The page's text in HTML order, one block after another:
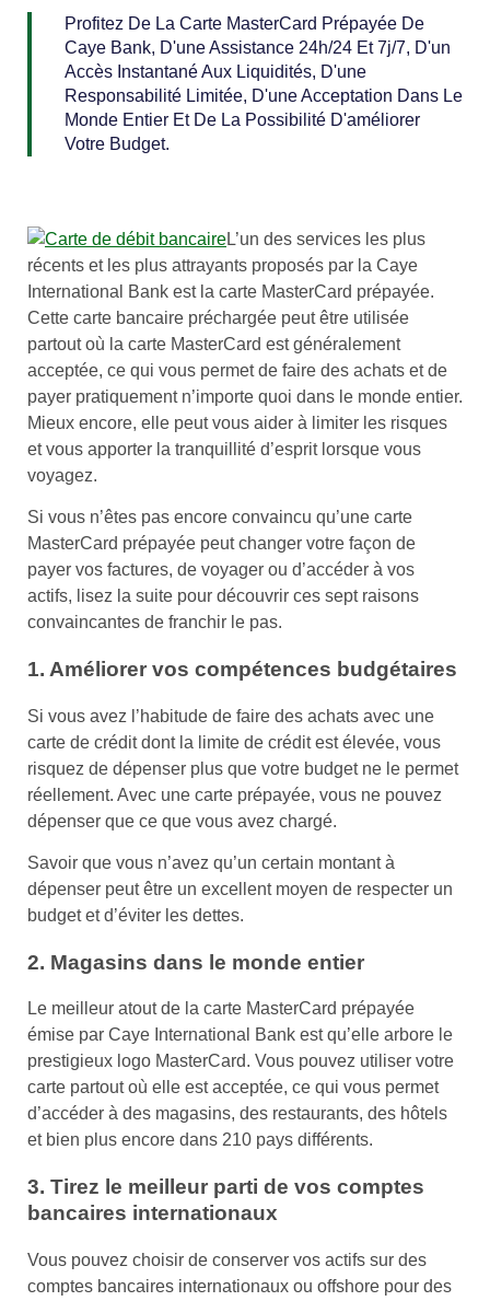
Profitez De La Carte MasterCard Prépayée De
Caye Bank, D'une Assistance 24h/24 Et 7j/7, D'un
Accès Instantané Aux Liquidités, D'une
Responsabilité Limitée, D'une Acceptation Dans Le
Monde Entier Et De La Possibilité D'améliorer
Votre Budget.
L’un des services les plus
récents et les plus attrayants proposés par la Caye
International Bank est la carte MasterCard prépayée.
Cette carte bancaire préchargée peut être utilisée
partout où la carte MasterCard est généralement
acceptée, ce qui vous permet de faire des achats et de
payer pratiquement n’importe quoi dans le monde entier.
Mieux encore, elle peut vous aider à limiter les risques
et vous apporter la tranquillité d’esprit lorsque vous
voyagez.
Si vous n’êtes pas encore convaincu qu’une carte
MasterCard prépayée peut changer votre façon de
payer vos factures, de voyager ou d’accéder à vos
actifs, lisez la suite pour découvrir ces sept raisons
convaincantes de franchir le pas.
1. Améliorer vos compétences budgétaires
Si vous avez l’habitude de faire des achats avec une
carte de crédit dont la limite de crédit est élevée, vous
risquez de dépenser plus que votre budget ne le permet
réellement. Avec une carte prépayée, vous ne pouvez
dépenser que ce que vous avez chargé.
Savoir que vous n’avez qu’un certain montant à
dépenser peut être un excellent moyen de respecter un
budget et d’éviter les dettes.
2. Magasins dans le monde entier
Le meilleur atout de la carte MasterCard prépayée
émise par Caye International Bank est qu’elle arbore le
prestigieux logo MasterCard. Vous pouvez utiliser votre
carte partout où elle est acceptée, ce qui vous permet
d’accéder à des magasins, des restaurants, des hôtels
et bien plus encore dans 210 pays différents.
3. Tirez le meilleur parti de vos comptes
bancaires internationaux
Vous pouvez choisir de conserver vos actifs sur des
comptes bancaires internationaux ou offshore pour des